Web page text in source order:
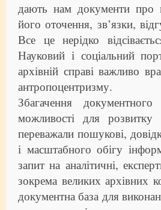
дають нам документи про
його оточення, зв’язки,
Все це нерідко
Науковий і соціальний
архівній справі важливо
антропоцентризму.
Збагачення
можливості для розвитку
переважали пошукові,
і масштабного обігу
запит на аналітичні,
зокрема великих архівних
документна база для